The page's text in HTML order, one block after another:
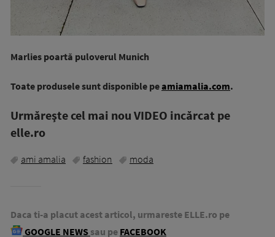
Marlies poartă puloverul Munich
Toate produsele sunt disponible peamiamalia.com.
Urmăreşte cel mai nou VIDEO incărcat pe
elle.ro
ami amalia fashion moda
Daca ti-a placut acest articol, urmareste ELLE.ro pe
GOOGLE NEWS sau pe FACEBOOK